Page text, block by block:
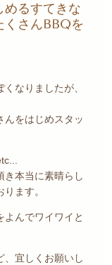
めるすてきな
くさんBBQを
なりましたが、
んをはじめスタッ
き本当に素晴らし
ます。
よんでワイワイと
、宜しくお願いし